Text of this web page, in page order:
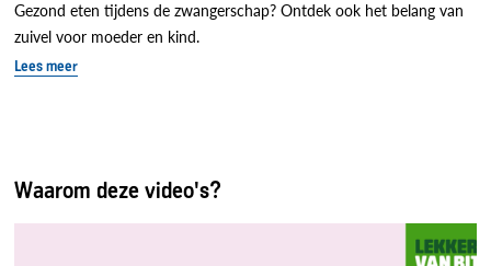
Gezond eten tijdens de zwangerschap? Ontdek ook het belang van
zuivel voor moeder en kind.
Lees meer
Waarom deze video's?